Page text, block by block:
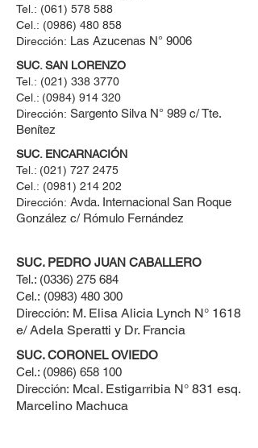
Tel.: (061) 578 588
Cel.: (0986) 480 858
Dirección: Las Azucenas N° 9006
SUC. SAN LORENZO
Tel.: (021) 338 3770
Cel.: ​(0984) 914 320
Dirección: Sargento Silva N° 989 c/ Tte.
Benítez
SUC. ENCARNACIÓN
Tel.: (021) 727 2475
Cel.: (0981) 214 202
Dirección: Avda. Internacional San Roque
González c/ Rómulo Fernández
SUC. PEDRO JUAN CABALLERO
Tel.: (0336) 275 684
Cel.: (0983) 480 300
Dirección: M. Elisa Alicia Lynch N° 1618
e/ Adela Speratti y Dr. Francia
SUC. CORONEL OVIEDO
Cel.: (0986) 658 100
Dirección: Mcal. Estigarribia N° 831 esq.
Marcelino Machuca